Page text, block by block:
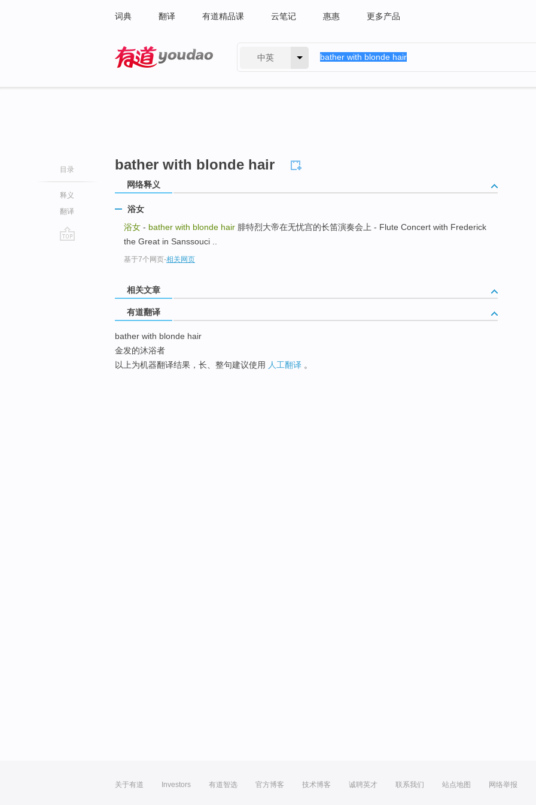
词典 翻译 有道精品课 云笔记 惠惠 更多产品
中英
目录
释义
翻译
bather with blonde hair
网络释义
浴女
浴女 - bather with blonde hair 腓特烈大帝在无忧宫的长笛演奏会上 - Flute Concert with Frederick
the Great in Sanssouci ..
基于7个网页-相关网页
相关文章
有道翻译
bather with blonde hair
金发的沐浴者
以上为机器翻译结果，长、整句建议使用 人工翻译 。
关于有道 Investors 有道智选 官方博客 技术博客 诚聘英才 联系我们 站点地图 网络举报